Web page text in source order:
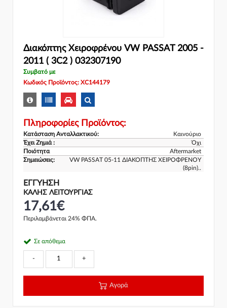
Διακόπτης Χειροφρένου VW PASSAT 2005 -
2011 ( 3C2 ) 032307190
Συμβατό με
Κωδικός Προϊόντος: XC144179
Πληροφορίες Προϊόντος:
Κατάσταση Ανταλλακτικού:
Καινούριο
Έχει Ζημιά :
Όχι
Ποιότητα
Aftermarket
Σημειώσεις:
VW PASSAT 05-11 ΔΙΑΚΟΠΤΗΣ ΧΕΙΡΟΦΡΕΝΟΥ
(8pin)..
ΕΓΓΎΗΣΗ
ΚΑΛΗΣ ΛΕΙΤΟΥΡΓΙΑΣ
17,61€
Περιλαμβάνεται 24% ΦΠΑ.
Σε απόθεμα
- +
Αγορά